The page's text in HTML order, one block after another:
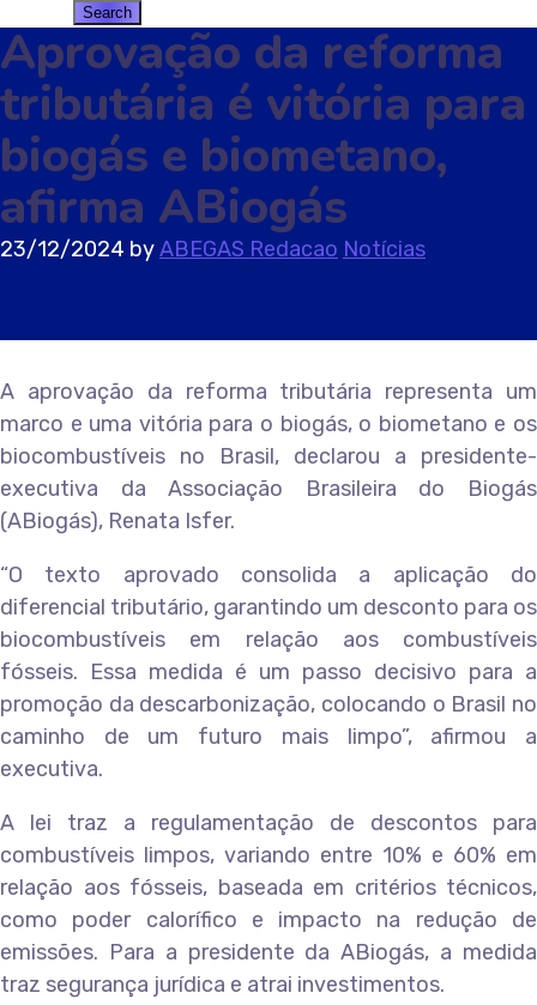
Aprovação da reforma
tributária é vitória para
biogás e biometano,
afirma ABiogás
23/12/2024 byABEGAS Redacao Notícias
A aprovação da reforma tributária representa um
marco e uma vitória para o biogás, o biometano e os
biocombustíveis no Brasil, declarou a presidente-
executiva da Associação Brasileira do Biogás
(ABiogás), Renata Isfer.
“O texto aprovado consolida a aplicação do
diferencial tributário, garantindo um desconto para os
biocombustíveis em relação aos combustíveis
fósseis. Essa medida é um passo decisivo para a
promoção da descarbonização, colocando o Brasil no
caminho de um futuro mais limpo”, afirmou a
executiva.
A lei traz a regulamentação de descontos para
combustíveis limpos, variando entre 10% e 60% em
relação aos fósseis, baseada em critérios técnicos,
como poder calorífico e impacto na redução de
emissões. Para a presidente da ABiogás, a medida
traz segurança jurídica e atrai investimentos.